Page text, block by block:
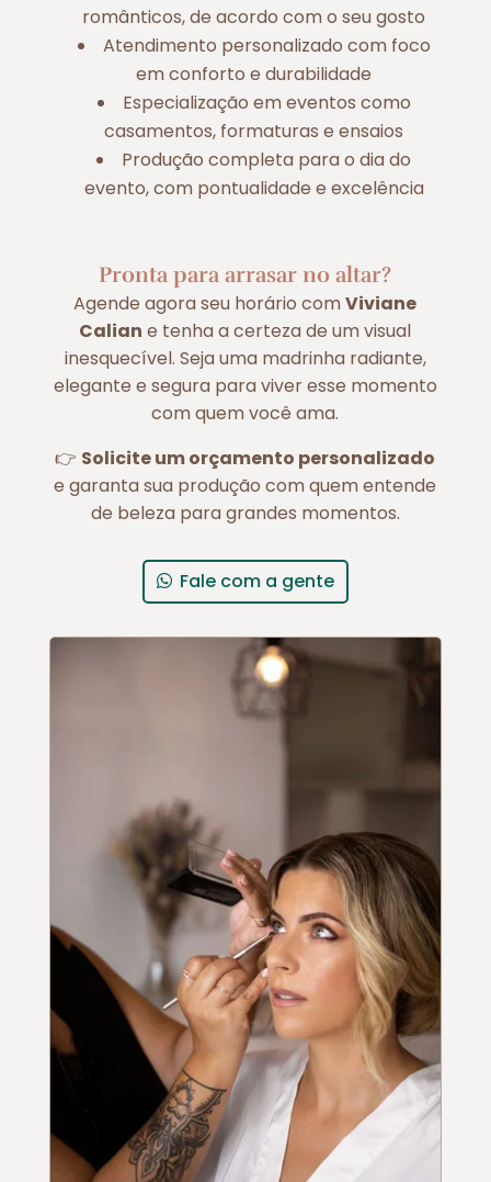
românticos, de acordo com o seu gosto
Atendimento personalizado com foco
em conforto e durabilidade
Especialização em eventos como
casamentos, formaturas e ensaios
Produção completa para o dia do
evento, com pontualidade e excelência
Pronta para arrasar no altar?
Agende agora seu horário comViviane
Calian e tenha a certeza de um visual
inesquecível. Seja uma madrinha radiante,
elegante e segura para viver esse momento
com quem você ama.
👉 Solicite um orçamento personalizado
e garanta sua produção com quem entende
de beleza para grandes momentos.
Fale com a gente